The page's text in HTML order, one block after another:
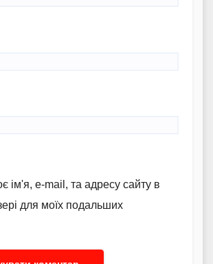
ім'я, e-mail, та адресу сайту в
для моїх подальших